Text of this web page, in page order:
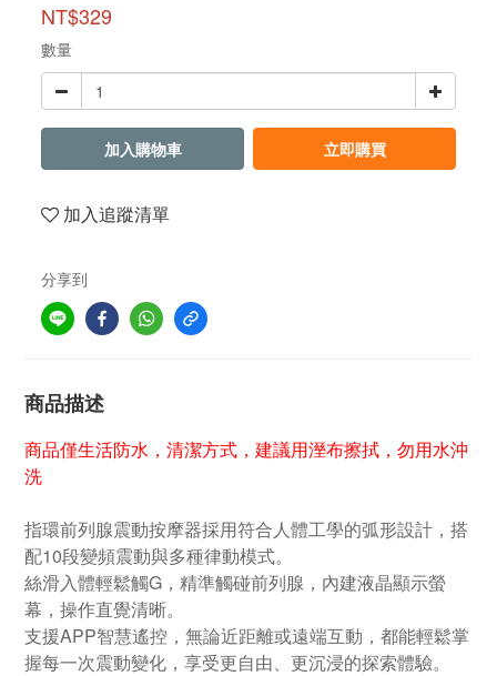
NT$329
數量
加入購物車 立即購買
加入追蹤清單
分享到
商品描述
商品僅生活防水，清潔方式，建議用溼布擦拭，勿用水沖
洗
指環前列腺震動按摩器採用符合人體工學的弧形設計，搭
配10段變頻震動與多種律動模式。
絲滑入體輕鬆觸G，精準觸碰前列腺，內建液晶顯示螢
幕，操作直覺清晰。
支援APP智慧遙控，無論近距離或遠端互動，都能輕鬆掌
握每一次震動變化，享受更自由、更沉浸的探索體驗。